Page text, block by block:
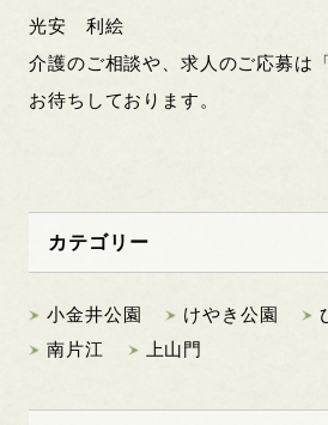
光安 利絵
介護のご相談や、求人のご応募は
お待ちしております。
カテゴリー
小金井公園 けやき公園
南片江
上山門